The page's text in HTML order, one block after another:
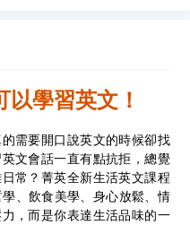
學習英文！
需要開口說英文的時候卻找
文會話一直有點抗拒，總覺
常？菁英全新生活英文課程
、飲食美學、身心放鬆、情
，而是你表達生活品味的一